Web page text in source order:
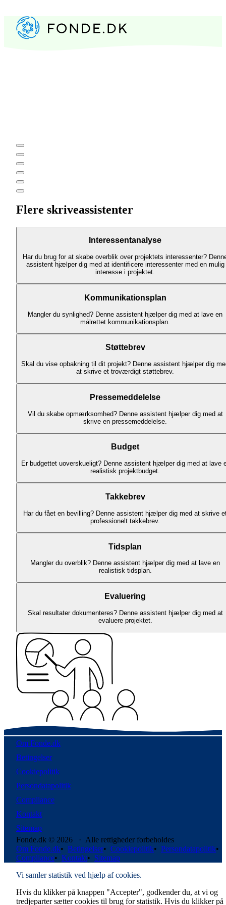
Flere skriveassistenter
Interessentanalyse
Har du brug for at skabe overblik over projektets interessenter?
assistent hjælper dig med at identificere interessenter med en mulig
interesse i projektet.
Kommunikationsplan
Mangler du synlighed? Denne assistent hjælper dig med at lave en
målrettet kommunikationsplan.
Støttebrev
Skal du vise opbakning til dit projekt? Denne assistent hjælper dig
at skrive et troværdigt støttebrev.
Pressemeddelelse
Vil du skabe opmærksomhed? Denne assistent hjælper dig med at
skrive en pressemeddelelse.
Budget
Er budgettet uoverskueligt? Denne assistent hjælper dig med at lave
realistisk projektbudget.
Takkebrev
Har du fået en bevilling? Denne assistent hjælper dig med at skrive
professionelt takkebrev.
Tidsplan
Mangler du overblik? Denne assistent hjælper dig med at lave en
realistisk tidsplan.
Evaluering
Skal resultater dokumenteres? Denne assistent hjælper dig med at
evaluere projektet.
Om Fonde.dk
Betingelser
Cookiepolitik
Persondatapolitik
Compliance
Kontakt
Sitemap
Fonde.dk © 2026 · Alle rettigheder forbeholdes
Om Fonde.dk• Betingelser• Cookiepolitik• Persondatapolitik•
Compliance• Kontakt• Sitemap
Vi samler statistik ved hjælp af cookies.
Hvis du klikker på knappen "Accepter", godkender du, at vi og
tredjeparter sætter cookies til brug for statistik. Hvis du klikker på